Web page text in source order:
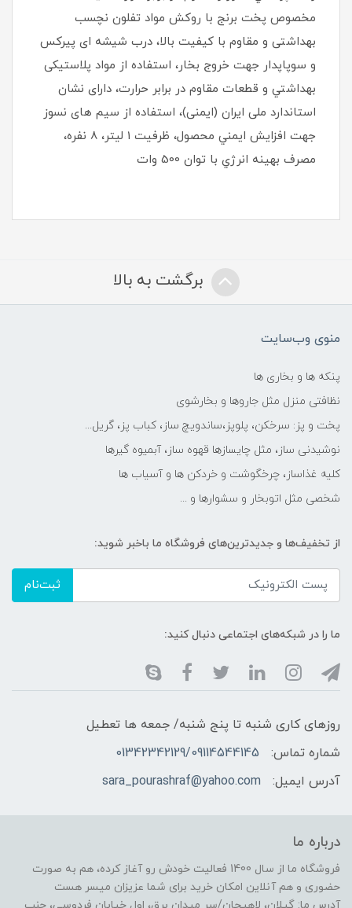
مخصوص پخت برنج با روکش مواد تفلون نچسب
بهداشتی و مقاوم با کیفیت بالا، درب شیشه ای پيركس
و سوپاپدار جهت خروج بخار، استفاده از مواد پلاستیکی
بهداشتي و قطعات مقاوم در برابر حرارت، دارای نشان
استاندارد ملی ایران (ایمنی)، استفاده از سیم های نسوز
جهت افزايش ايمني محصول، ظرفيت 1 ليتر، 8 نفره،
مصرف بهينه انرژي با توان 500 وات
برگشت به بالا
منوی وب‌سایت
پنکه ها و بخاری ها
نظافتی منزل مثل جاروها و بخارشوی
پخت و پز: سرخکن، پلوپز،ساندویچ ساز، کباب پز، گریل...
نوشیدنی ساز، مثل چایسازها قهوه ساز، آبمیوه گیرها
کلیه غذاساز، چرخگوشت و خردکن ها و آسیاب ها
شخصی مثل اتوبخار و سشوارها و ...
از تخفیف‌ها و جدیدترین‌های فروشگاه ما باخبر شوید:
ثبت‌نام
ما را در شبکه‌های اجتماعی دنبال کنید:
روزهای کاری شنبه تا پنج شنبه/ جمعه ها تعطیل
شماره تماس:
01342342129/09114544145
آدرس ایمیل:
sara_pourashraf@yahoo.com
درباره ما
فروشگاه ما از سال 1400 فعالیت خودش رو آغاز کرده، هم به صورت
حضوری و هم آنلاین امکان خرید برای شما عزیزان میسر هست